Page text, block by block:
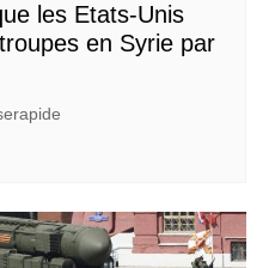
les Etats-Unis
en Syrie par